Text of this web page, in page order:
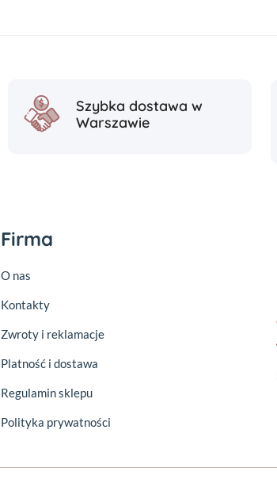
Szybka dostawa w
Warszawie
Firma
O nas
Kontakty
Zwroty i reklamacje
Platność i dostawa
Regulamin sklepu
Polityka prywatności